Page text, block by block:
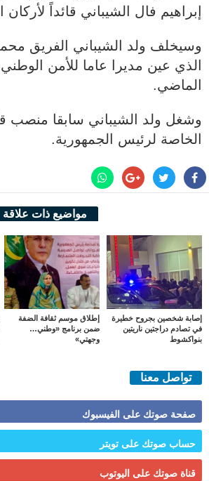
إبراهيم فال الشيباني قائداً
وسيخلف ولد الشيباني الفريق
الذي عين مديرا عاما للأمن
الماضي.
وشغل ولد الشيباني سابقا منصب
الخاصة لرئيس الجمهورية.
مواضيع ذات علاقة
إصابة شخصين بجروح خطيرة
في تصادم دراجتين ناريتين
بنواكشوط
إطلاق موسم ثقافة الضفة
ضمن برنامج «وطني…
وجهتي»
تواصل معنا
صفحة صوتك على الفيسبوك
حساب صوتك على تويتر
قناة صوتك على اليوتوب